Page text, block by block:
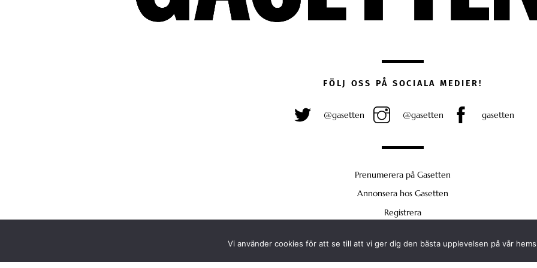
FÖLJ OSS PÅ SOCIALA MEDIER!
@gasetten @gasetten gasetten
Prenumerera på Gasetten
Annonsera hos Gasetten
Registrera
Vi använder cookies för att se till att vi ger dig den bästa upplevelsen på vår